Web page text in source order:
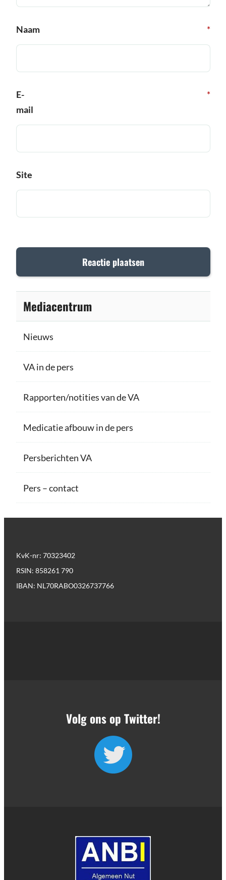
Naam *
E-
mail
*
Site
Mediacentrum
Nieuws
VA in de pers
Rapporten/notities van de VA
Medicatie afbouw in de pers
Persberichten VA
Pers – contact
KvK-nr: 70323402
RSIN: 858261 790
IBAN: NL70RABO0326737766
Volg ons op Twitter!